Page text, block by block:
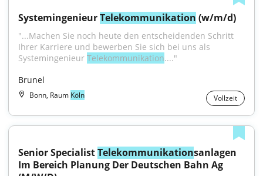
Systemingenieur Telekommunikation (w/m/d)
"...Machen Sie noch heute den entscheidenden Schritt
Ihrer Karriere und bewerben Sie sich bei uns als
Systemingenieur Telekommunikation...."
Brunel
Bonn, Raum Köln Vollzeit
Senior Specialist Telekommunikationsanlagen
Im Bereich Planung Der Deutschen Bahn Ag